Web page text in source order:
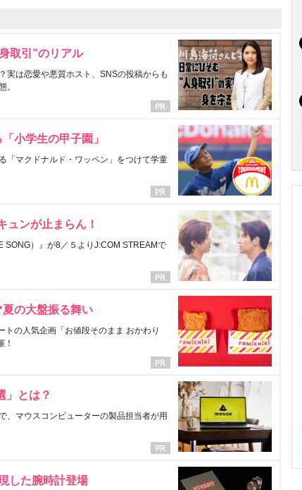
取引”のリアル
実は恋愛や悪質ホスト、SNSの投稿からも
。
小学生の甲子園」
「マクドナルド・ワッペン」をつけて学童
ュンが止まらん！
SONG）』が8／５よりJ:COM STREAMで
の大盤振る舞い
の人気企画「お値段そのまま おかわり
！
」とは？
、マウスコンピューターの製品担当者が用
した腕時計登場